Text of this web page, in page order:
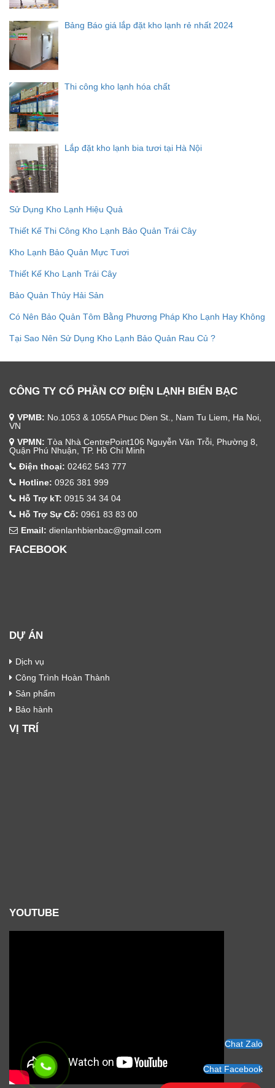
Bảng Báo giá lắp đặt kho lạnh rẻ nhất 2024
Thi công kho lạnh hóa chất
Lắp đặt kho lạnh bia tươi tại Hà Nội
Sử Dụng Kho Lạnh Hiệu Quả
Thiết Kế Thi Công Kho Lạnh Bảo Quản Trái Cây
Kho Lạnh Bảo Quản Mực Tươi
Thiết Kế Kho Lạnh Trái Cây
Bảo Quản Thủy Hải Sản
Có Nên Bảo Quản Tôm Bằng Phương Pháp Kho Lạnh Hay Không
Tại Sao Nên Sử Dụng Kho Lạnh Bảo Quản Rau Củ ?
CÔNG TY CỔ PHẦN CƠ ĐIỆN LẠNH BIỂN BẠC
VPMB: No.1053 & 1055A Phuc Dien St., Nam Tu Liem, Ha Noi,
VN
VPMN: Tòa Nhà CentrePoint106 Nguyễn Văn Trỗi, Phường 8,
Quận Phú Nhuận, TP. Hồ Chí Minh
Điện thoại: 02462 543 777
Hotline: 0926 381 999
Hỗ Trợ kT: 0915 34 34 04
Hỗ Trợ Sự Cố: 0961 83 83 00
Email: dienlanhbienbac@gmail.com
FACEBOOK
DỰ ÁN
Dịch vụ
Công Trình Hoàn Thành
Sản phẩm
Bảo hành
VỊ TRÍ
YOUTUBE
Chat Zalo
Chat Facebook